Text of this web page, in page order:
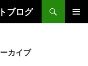
ブログ
カイブ